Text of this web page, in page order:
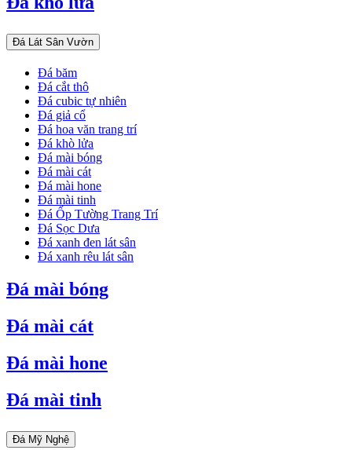
Đá Lát Sân Vườn
Đá băm
Đá cắt thô
Đá cubic tự nhiên
Đá giả cổ
Đá hoa văn trang trí
Đá khò lửa
Đá mài bóng
Đá mài cát
Đá mài hone
Đá mài tinh
Đá Ốp Tường Trang Trí
Đá Sọc Dưa
Đá xanh đen lát sân
Đá xanh rêu lát sân
Đá mài bóng
Đá mài cát
Đá mài hone
Đá mài tinh
Đá Mỹ Nghệ